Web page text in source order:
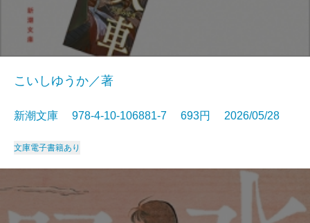
こいしゆうか／著
新潮文庫 978-4-10-106881-7 693円 2026/05/28
文庫電子書籍あり